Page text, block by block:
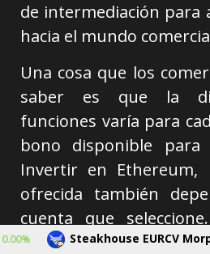
de intermediación para
hacia el mundo
Una cosa que los
saber es que la
funciones varía para
bono disponible
Invertir en Ethereum,
ofrecida también
cuenta que
comienza al 10 por
Steakhouse EURCV Morpho